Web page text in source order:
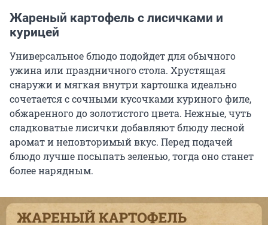
Жареный картофель с лисичками и
курицей
Универсальное блюдо подойдет для обычного
ужина или праздничного стола. Хрустящая
снаружи и мягкая внутри картошка идеально
сочетается с сочными кусочками куриного филе,
обжаренного до золотистого цвета. Нежные, чуть
сладковатые лисички добавляют блюду лесной
аромат и неповторимый вкус. Перед подачей
блюдо лучше посыпать зеленью, тогда оно станет
более нарядным.